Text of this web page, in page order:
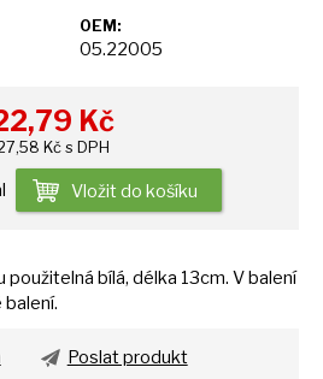
OEM:
05.22005
Kč
Kč s DPH
Vložit do košíku
použitelná bílá, délka 13cm. Vbalení
Poslat produkt